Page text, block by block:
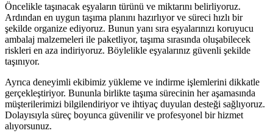
Öncelikle taşınacak eşyaların türünü ve miktarını belirliyoruz.
Ardından en uygun taşıma planını hazırlıyor ve süreci hızlı bir
şekilde organize ediyoruz. Bunun yanı sıra eşyalarınızı koruyucu
ambalaj malzemeleri ile paketliyor, taşıma sırasında oluşabilecek
riskleri en aza indiriyoruz. Böylelikle eşyalarınız güvenli şekilde
taşınıyor.
Ayrıca deneyimli ekibimiz yükleme ve indirme işlemlerini dikkatle
gerçekleştiriyor. Bununla birlikte taşıma sürecinin her aşamasında
müşterilerimizi bilgilendiriyor ve ihtiyaç duyulan desteği sağlıyoruz.
Dolayısıyla süreç boyunca güvenilir ve profesyonel bir hizmet
alıyorsunuz.